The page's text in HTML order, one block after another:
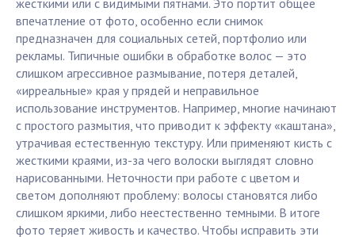
жесткими или с видимыми пятнами. Это портит общее
впечатление от фото, особенно если снимок
предназначен для социальных сетей, портфолио или
рекламы. Типичные ошибки в обработке волос — это
слишком агрессивное размывание, потеря деталей,
«ирреальные» края у прядей и неправильное
использование инструментов. Например, многие начинают
с простого размытия, что приводит к эффекту «каштана»,
утрачивая естественную текстуру. Или применяют кисть с
жесткими краями, из-за чего волоски выглядят словно
нарисованными. Неточности при работе с цветом и
светом дополняют проблему: волосы становятся либо
слишком яркими, либо неестественно темными. В итоге
фото теряет живость и качество. Чтобы исправить эти